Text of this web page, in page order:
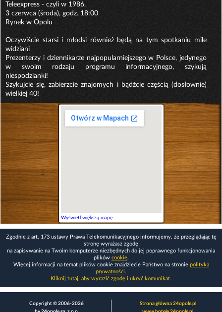
Teleexpress - czyli w 1986.
3 czerwca (środa), godz. 18:00
Rynek w Opolu
Oczywiście starsi i młodsi również będą na tym spotkaniu mile
widziani
Prezenterzy i dziennikarze najpopularniejszego w Polsce, jedynego
w swoim rodzaju programu informacyjnego, szykują
niespodzianki!
Szykujcie się, zabierzcie znajomych i bądźcie częścią (dosłownie)
wielkiej 40!
Wyświetl większą mapę
Zgodnie z art. 173 ustawy Prawa Telekomunikacyjnego informujemy, że przeglądając tę
stronę wyrażasz zgodę
na zapisywanie na Twoim komputerze niezbędnych do jej poprawnego funkcjonowania
plików cookie.
Więcej informacji na temat plików cookie znajdziecie Państwo na stronie polityka
prywatności.
Kliknij tutaj, aby wyrazić zgodę i ukryć komunikat.
Copyright © 2006-2026
Strona główna 24opole.pl